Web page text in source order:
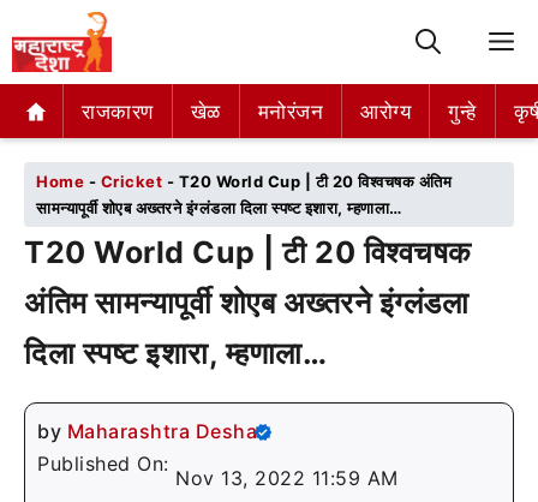
राजकारण खेळ मनोरंजन आरोग्य गुन्हे
राजकारण खेळ मनोरंजन आरोग्य गुन्हे
Home - Cricket - T20 World Cup | टी 20 विश्वचषक अंतिम
सामन्यापूर्वी शोएब अख्तरने इंग्लंडला दिला स्पष्ट इशारा, म्हणाला…
T20 World Cup | टी 20 विश्वचषक
अंतिम सामन्यापूर्वी शोएब अख्तरने इंग्लंडला
दिला स्पष्ट इशारा, म्हणाला…
by Maharashtra Desha
Published On:
Nov 13, 2022 11:59 AM